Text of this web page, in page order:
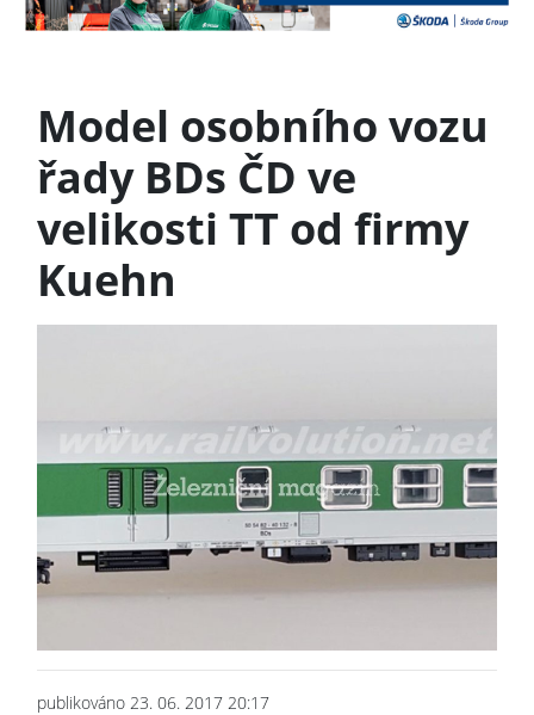
Model osobního vozu
řady BDs ČD ve
velikosti TT od firmy
Kuehn
publikováno 23. 06. 2017 20:17